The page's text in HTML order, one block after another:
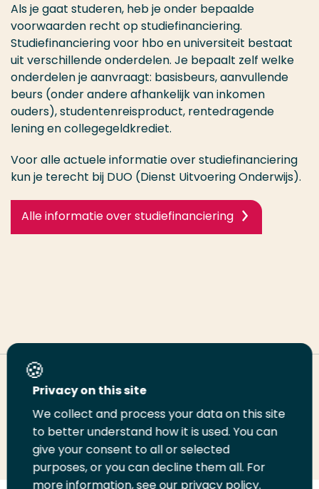
Als je gaat studeren, heb je onder bepaalde
voorwaarden recht op studiefinanciering.
Studiefinanciering voor hbo en universiteit bestaat
uit verschillende onderdelen. Je bepaalt zelf welke
onderdelen je aanvraagt: basisbeurs, aanvullende
beurs (onder andere afhankelijk van inkomen
ouders), studentenreisproduct, rentedragende
lening en collegegeldkrediet.
Voor alle actuele informatie over studiefinanciering
kun je terecht bij DUO (Dienst Uitvoering Onderwijs).
Alle informatie over studiefinanciering
Deel deze pagina
Deel
LinkedIn
Deel
op
Twitter
Deel
op
Facebook
Email
deze
pagina
Print
deze
pagina
Privacy on this site
We collect and process your data on this site
to better understand how it is used. You can
give your consent to all or selected
purposes, or you can decline them all. For
more information, see our privacy policy.